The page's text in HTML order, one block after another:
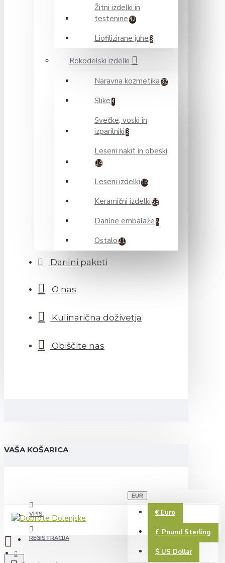
Žitni izdelki in
testenine 42
Liofilizirane juhe 3
Rokodelski izdelki
Naravna kozmetika 32
Slike 4
Svečke, voski in
izparilniki 3
Leseni nakit in obeski
14
Leseni izdelki 18
Keramični izdelki 53
Darilne embalaže 8
Ostalo 21
Darilni paketi
O nas
Kulinarična doživetja
Obiščite nas
VAŠA KOŠARICA
VPIS
REGISTRACIJA
EUR
€ Euro
£ Pound Sterling
$ US Dollar